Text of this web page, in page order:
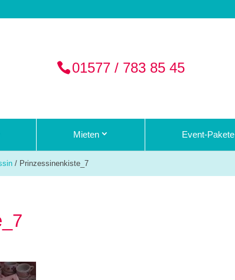
01577 / 783 85 45
Mieten Event-Pakete
/ Prinzessinenkiste_7